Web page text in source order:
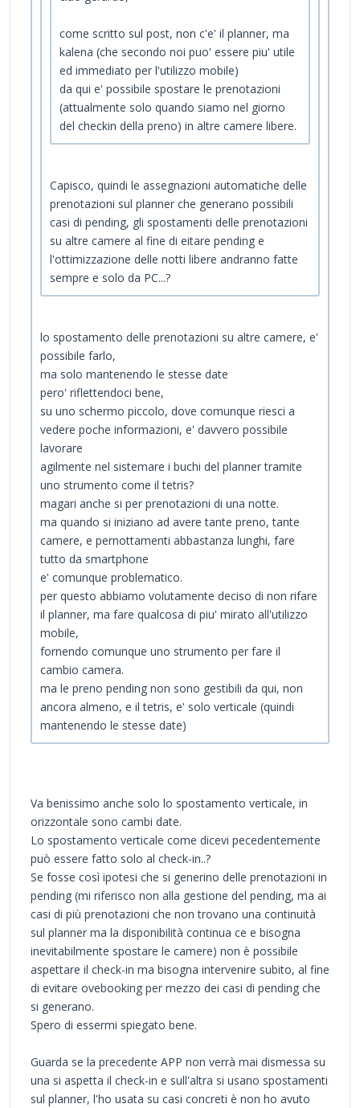
come scritto sul post, non c'e' il planner, ma
kalena (che secondo noi puo' essere piu' utile
ed immediato per l'utilizzo mobile)
da qui e' possibile spostare le prenotazioni
(attualmente solo quando siamo nel giorno
del checkin della preno) in altre camere libere.
Capisco, quindi le assegnazioni automatiche delle
prenotazioni sul planner che generano possibili
casi di pending, gli spostamenti delle prenotazioni
su altre camere al fine di eitare pending e
l'ottimizzazione delle notti libere andranno fatte
sempre e solo da PC...?
lo spostamento delle prenotazioni su altre camere, e'
possibile farlo,
ma solo mantenendo le stesse date
pero' riflettendoci bene,
su uno schermo piccolo, dove comunque riesci a
vedere poche informazioni, e' davvero possibile
lavorare
agilmente nel sistemare i buchi del planner tramite
uno strumento come il tetris?
magari anche si per prenotazioni di una notte.
ma quando si iniziano ad avere tante preno, tante
camere, e pernottamenti abbastanza lunghi, fare
tutto da smartphone
e' comunque problematico.
per questo abbiamo volutamente deciso di non rifare
il planner, ma fare qualcosa di piu' mirato all'utilizzo
mobile,
fornendo comunque uno strumento per fare il
cambio camera.
ma le preno pending non sono gestibili da qui, non
ancora almeno, e il tetris, e' solo verticale (quindi
mantenendo le stesse date)
Va benissimo anche solo lo spostamento verticale, in
orizzontale sono cambi date.
Lo spostamento verticale come dicevi pecedentemente
può essere fatto solo al check-in..?
Se fosse così ipotesi che si generino delle prenotazioni in
pending (mi riferisco non alla gestione del pending, ma ai
casi di più prenotazioni che non trovano una continuità
sul planner ma la disponibilità continua ce e bisogna
inevitabilmente spostare le camere) non è possibile
aspettare il check-in ma bisogna intervenire subito, al fine
di evitare ovebooking per mezzo dei casi di pending che
si generano.
Spero di essermi spiegato bene.
Guarda se la precedente APP non verrà mai dismessa su
una si aspetta il check-in e sull'altra si usano spostamenti
sul planner, l'ho usata su casi concreti è non ho avuto